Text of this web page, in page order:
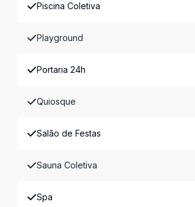
Piscina Coletiva
Playground
Portaria 24h
Quiosque
Salão de Festas
Sauna Coletiva
Spa